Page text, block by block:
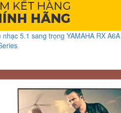
5.1 sang trọng YAMAHA RX A6A